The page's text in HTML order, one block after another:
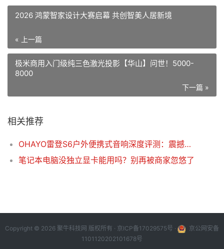
2026 鸿蒙智家设计大赛启幕 共创智美人居新境
« 上一篇
极米商用入门级纯三色激光投影【华山】问世！5000-
8000
下一篇 »
相关推荐
OHAYO雷登S6户外便携式音响深度评测：震撼音质，全场景音乐伴侣
笔记本电脑没独立显卡能用吗？别再被商家忽悠了
Copyright © 2026 聚牛科技网 版权所有 · 京ICP备17029575号 ·
京公网安备
1101120202101678号